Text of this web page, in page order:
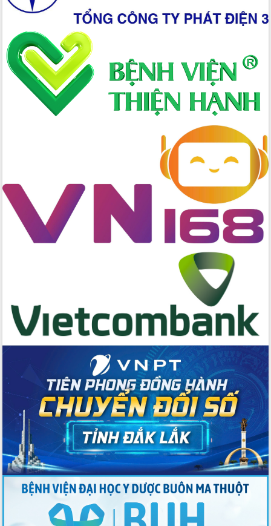
thực
Quyết liệt tháo gỡ vướng mắc, đẩy
nhanh tiến độ các dự án trọng điểm
trong Khu kinh tế Nam Phú Yên
Hòn Yến phát triển du lịch gắn với bảo
tồn biển
Lấy ý kiến điều chỉnh Quy hoạch tỉnh
Đắk Lắk thời kỳ 2021-2030, tầm nhìn
đến năm 2050
kinh tế từ 10% trở lên trong Quý
II/2026
Đắk Lắk ký kết thỏa thuận hợp tác về
chuyển đổi số giai đoạn 2026 – 2030
với Tập đoàn Bưu chính Viễn thông
Du lịch Đắk Lắk nâng tầm trải nghiệm
du khách thông qua Hệ thống cơ sở dữ
liệu và Bản đồ số
trong thương mại điện tử năm 2026
Đoàn đại biểu Quốc hội tỉnh Đắk Lắk
trao đổi thông tin trước Kỳ họp thứ
nhất, Quốc hội khóa XVI
Quyết liệt cải cách hành chính, khơi
thông nguồn lực phát triển
Nâng cao hiệu lực, hiệu quả HĐND
tỉnh thông qua hiện đại hóa hành chính
Xã Ea Phê gắn cải cách hành chính với
chuyển đổi số
Phó Chủ tịch Thường trực UBND tỉnh
Hồ Thị Nguyên Thảo làm việc tại Trung
tâm Phục vụ hành chính công xã Ea